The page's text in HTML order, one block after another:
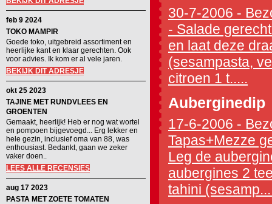
feb 9 2024
TOKO MAMPIR
Goede toko, uitgebreid assortiment en
heerlijke kant en klaar gerechten. Ook
voor advies. Ik kom er al vele jaren.
BEKIJK DIT ADRESJE
okt 25 2023
TAJINE MET RUNDVLEES EN
GROENTEN
Gemaakt, heerlijk! Heb er nog wat wortel
en pompoen bijgevoegd... Erg lekker en
hele gezin, inclusief oma van 88, was
enthousiast. Bedankt, gaan we zeker
vaker doen..
LEES ALLE RECENSIES
aug 17 2023
PASTA MET ZOETE TOMATEN
30-7-2006 -
- Salade
en laat deze
(sesampasta,
citroen 1 t.....
Auberginedip
17-6-2006 -
Tapas+Mezze
Leg de
aubergines 2
tahini